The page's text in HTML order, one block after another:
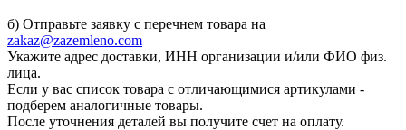
б) Отправьте заявку с перечнем товара на
zakaz@zazemleno.com
Укажите адрес доставки, ИНН организации и/или ФИО физ.
лица.
Если у вас список товара с отличающимися артикулами -
подберем аналогичные товары.
После уточнения деталей вы получите счет на оплату.